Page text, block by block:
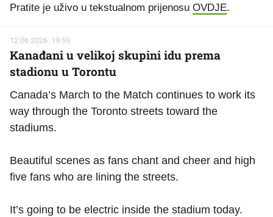
Pratite je uživo u tekstualnom prijenosu OVDJE.
12.06.2026. 19:59
Kanađani u velikoj skupini idu prema
stadionu u Torontu
Canada’s March to the Match continues to work its
way through the Toronto streets toward the
stadiums.
Beautiful scenes as fans chant and cheer and high
five fans who are lining the streets.
It’s going to be electric inside the stadium today.